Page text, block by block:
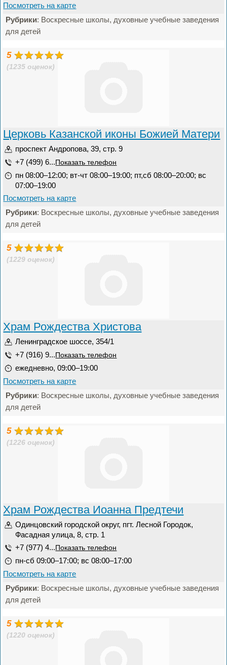
Посмотреть на карте
Рубрики: Воскресные школы, духовные учебные заведения
для детей
5
(1235 оценок)
Церковь Казанской иконы Божией Матери
проспект Андропова, 39, стр. 9
+7 (499) 6... Показать телефон
пн 08:00–12:00; вт-чт 08:00–19:00; пт,сб 08:00–20:00; вс
07:00–19:00
Посмотреть на карте
Рубрики: Воскресные школы, духовные учебные заведения
для детей
5
(1229 оценок)
Храм Рождества Христова
Ленинградское шоссе, 354/1
+7 (916) 9... Показать телефон
ежедневно, 09:00–19:00
Посмотреть на карте
Рубрики: Воскресные школы, духовные учебные заведения
для детей
5
(1226 оценок)
Храм Рождества Иоанна Предтечи
Одинцовский городской округ, пгт. Лесной Городок,
Фасадная улица, 8, стр. 1
+7 (977) 4... Показать телефон
пн-сб 09:00–17:00; вс 08:00–17:00
Посмотреть на карте
Рубрики: Воскресные школы, духовные учебные заведения
для детей
5
(1220 оценок)